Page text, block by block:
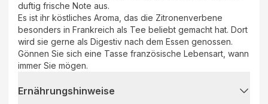
duftig frische Note aus.
Es ist ihr köstliches Aroma, das die Zitronenverbene
besonders in Frankreich als Tee beliebt gemacht hat. Dort
wird sie gerne als Digestiv nach dem Essen genossen.
Gönnen Sie sich eine Tasse französische Lebensart, wann
immer Sie mögen.
Ernährungshinweise